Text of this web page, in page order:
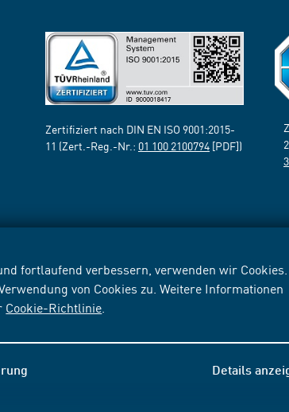
fortlaufend verbessern, verwenden wir Cookies.
von Cookies zu. Weitere Informationen
Cookie-Richtlinie
Details
Zertifiziert nach DIN EN ISO 9001:2015-
11 (Zert.-Reg.-Nr.: 01 100 2100794 [PDF])